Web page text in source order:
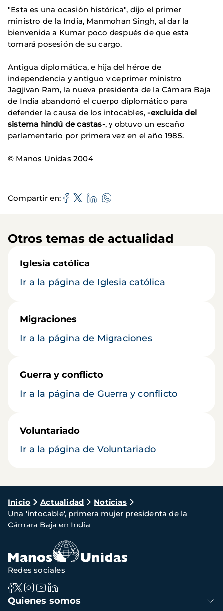
"Esta es una ocasión histórica", dijo el primer
ministro de la India, Manmohan Singh, al dar la
bienvenida a Kumar poco después de que esta
tomará posesión de su cargo.
Antigua diplomática, e hija del héroe de
independencia y antiguo viceprimer ministro
Jagjivan Ram, la nueva presidenta de la Cámara Baja
de India abandonó el cuerpo diplomático para
defender la causa de los intocables,-excluida del
sistema hindú de castas-, y obtuvo un escaño
parlamentario por primera vez en el año 1985.
© Manos Unidas 2004
Compartir en
Otros temas de actualidad
Iglesia católica
Ir a la página de Iglesia católica
Migraciones
Ir a la página de Migraciones
Guerra y conflicto
Ir a la página de Guerra y conflicto
Voluntariado
Ir a la página de Voluntariado
Ruta
de
navegación
Inicio Actualidad
Noticias
Una 'intocable', primera mujer presidenta de la
Cámara Baja en India
Navegación
principal
Quienes somos
Redes sociales